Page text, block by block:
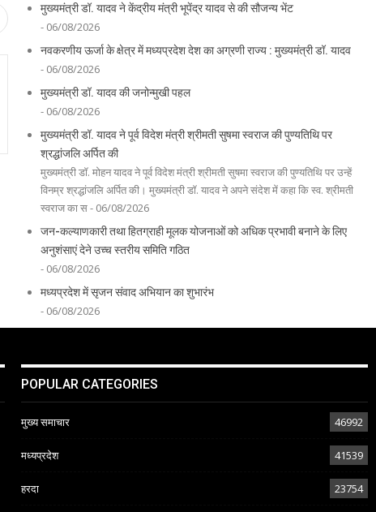
मुख्यमंत्री डॉ. यादव ने केंद्रीय मंत्री भूपेंद्र यादव से की सौजन्य भेंट
- 06/08/2026
नवकरणीय ऊर्जा के क्षेत्र में मध्यप्रदेश देश का अग्रणी राज्य : मुख्यमंत्री डॉ. यादव
- 06/08/2026
मुख्यमंत्री डॉ. यादव की जनोन्मुखी पहल
- 06/08/2026
मुख्यमंत्री डॉ. यादव ने पूर्व विदेश मंत्री श्रीमती सुषमा स्वराज की पुण्यतिथि पर
श्रद्धांजलि अर्पित की
मुख्यमंत्री डॉ. मोहन यादव ने पूर्व विदेश मंत्री श्रीमती सुषमा स्वराज की पुण्यतिथि पर उन्हें
विनम्र श्रद्धांजलि अर्पित की। मुख्यमंत्री डॉ. यादव ने अपने संदेश में कहा कि स्व. श्रीमती
स्वराज का स - 06/08/2026
जन-कल्याणकारी तथा हितग्राही मूलक योजनाओं को अधिक प्रभावी बनाने के लिए
अनुशंसाएं देने उच्च स्तरीय समिति गठित
- 06/08/2026
मध्यप्रदेश में सृजन संवाद अभियान का शुभारंभ
- 06/08/2026
POPULAR CATEGORIES
मुख्य समाचार 46992
मध्यप्रदेश 41539
हरदा 23754